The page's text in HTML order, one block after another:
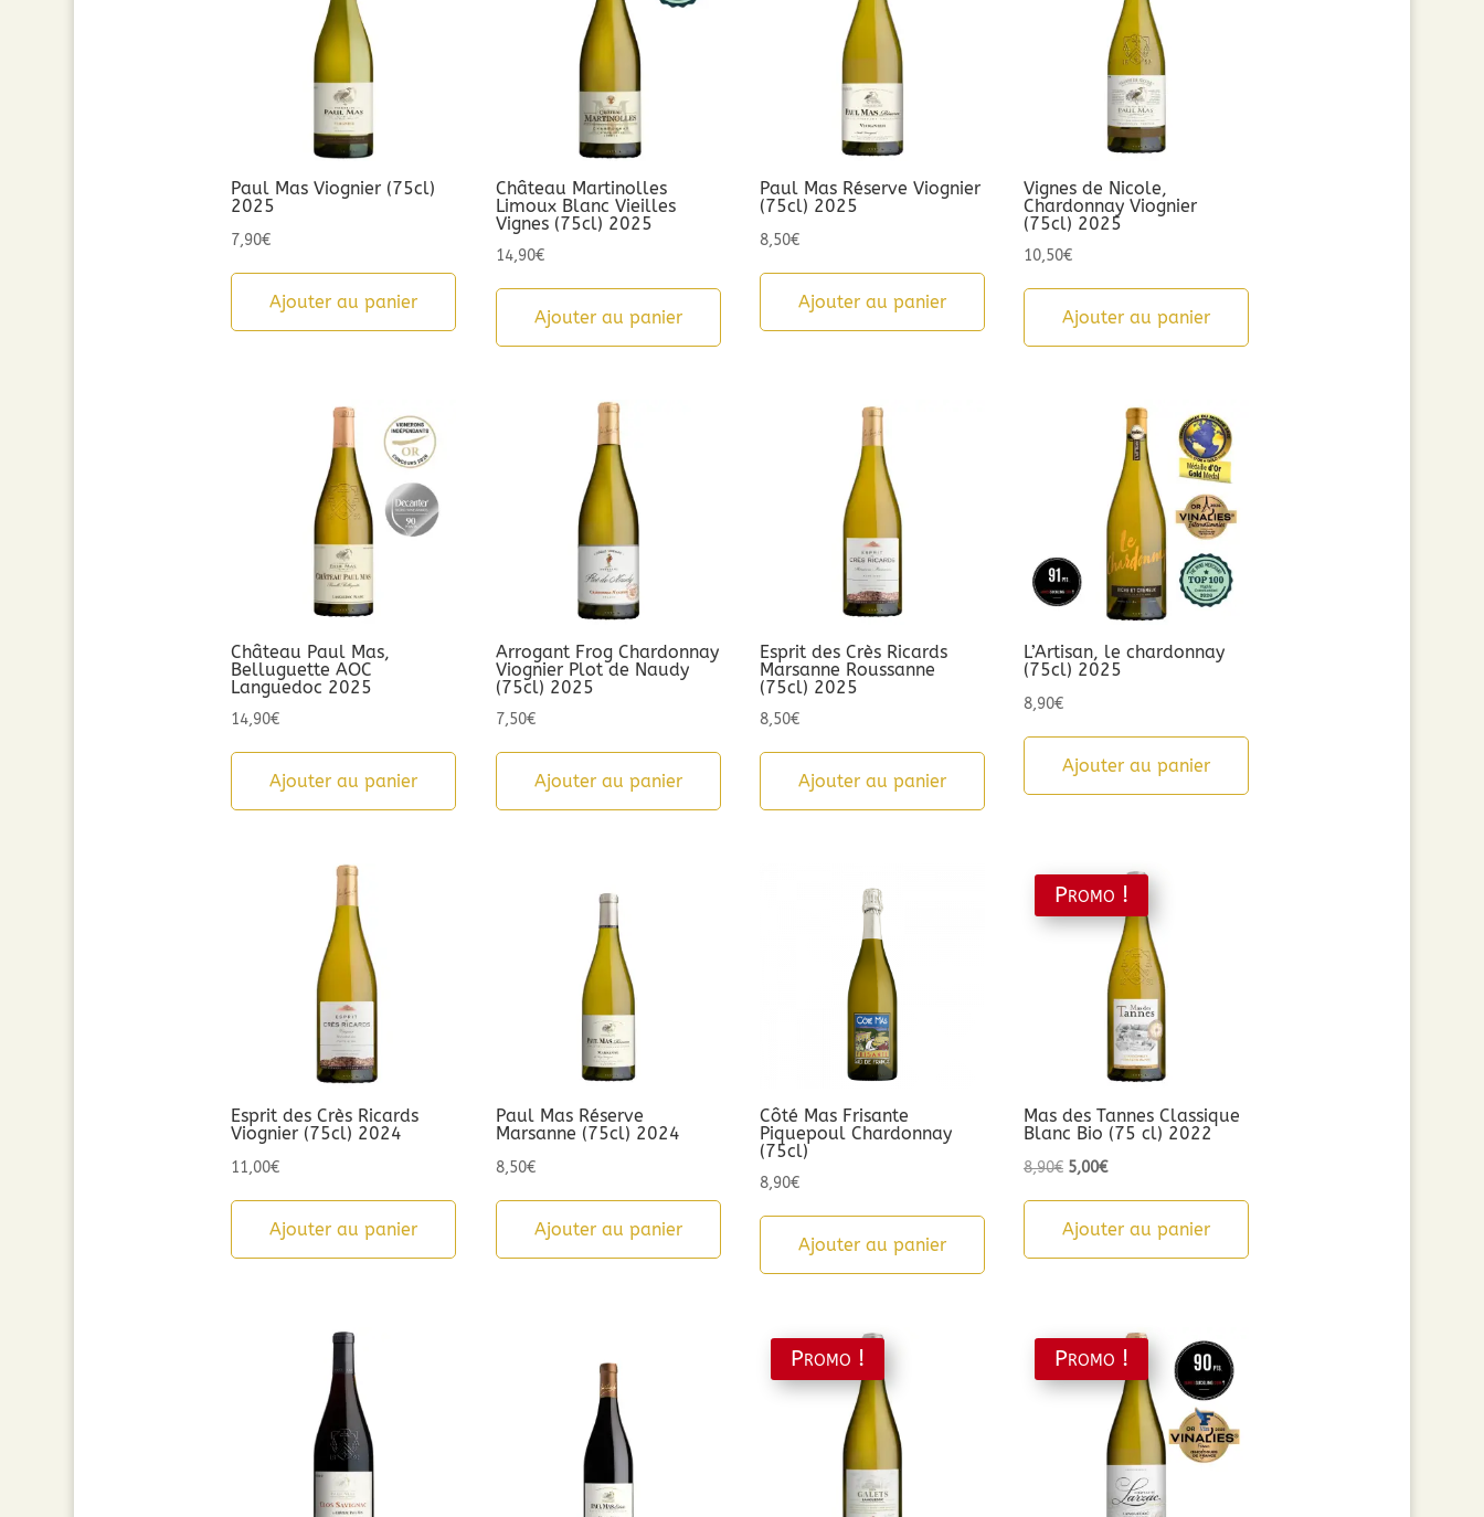
Paul Mas Viognier (75cl)
2025
7,90€
Ajouter au panier
Château Martinolles
Limoux Blanc Vieilles
Vignes (75cl) 2025
14,90€
Ajouter au panier
Paul Mas Réserve Viognier
(75cl) 2025
8,50€
Ajouter au panier
Vignes de Nicole,
Chardonnay Viognier
(75cl) 2025
10,50€
Ajouter au panier
Château Paul Mas,
Belluguette AOC
Languedoc 2025
14,90€
Ajouter au panier
Arrogant Frog Chardonnay
Viognier Plot de Naudy
(75cl) 2025
7,50€
Ajouter au panier
Esprit des Crès Ricards
Marsanne Roussanne
(75cl) 2025
8,50€
Ajouter au panier
L’Artisan, le chardonnay
(75cl) 2025
8,90€
Ajouter au panier
Esprit des Crès Ricards
Viognier (75cl) 2024
11,00€
Ajouter au panier
Paul Mas Réserve
Marsanne (75cl) 2024
8,50€
Ajouter au panier
Côté Mas Frisante
Piquepoul Chardonnay
(75cl)
8,90€
Ajouter au panier
Promo !
Mas des Tannes Classique
Blanc Bio (75 cl) 2022
8,90€ Le
initial
5,00€Le
actuel
Ajouter au panier
Promo ! Promo !